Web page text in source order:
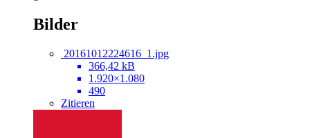
Bilder
20161012224616_1.jpg
366,42 kB
1.920×1.080
490
Zitieren